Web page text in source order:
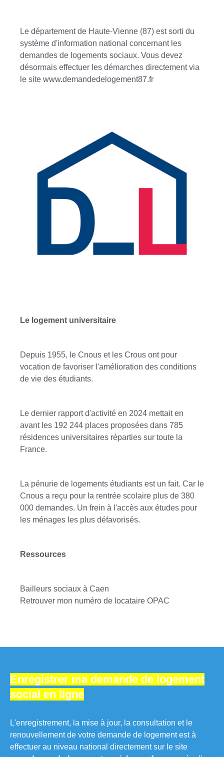
Le département de Haute-Vienne (87) est sorti du
système d'information national concernant les
demandes de logements sociaux. Vous devez
désormais effectuer les démarches directement via
le site www.demandedelogement87.fr
Le logement universitaire
Depuis 1955, le Cnous et les Crous ont pour
vocation de favoriser l'amélioration des conditions
de vie des étudiants.
Le dernier rapport d'activité en 2024 mettait en
avant les 192 244 places proposées dans 785
résidences universitaires réparties sur toute la
France.
La pénurie de logements étudiants est un fait. Car le
Cnous a reçu pour la rentrée scolaire plus de 380
000 demandes. Un frein à l'accès aux études pour
les ménages les plus défavorisés.
Ressources
Bailleurs sociaux à Caen
Retrouver mon numéro de locataire OPAC
Enregistrer ma demande de logement
social en ligne
L'enregistrement, la mise à jour, la consultation et le
renouvellement de votre demande de logement est à
effectuer au niveau national directement sur le site